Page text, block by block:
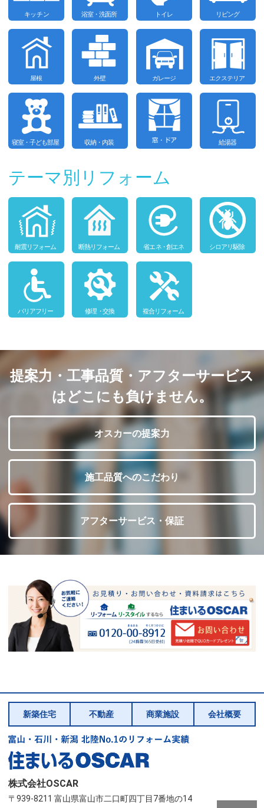
テーマ別リフォーム
提案力・工事品質・アフターサービス
はどこにも負けません。
オスカーの提案力
施工品質へのこだわり
アフターサービス・保証
新築住宅 不動産 商業施設 会社概要
株式会社OSCAR
〒939-8211 富山県富山市二口町四丁目7番地の14